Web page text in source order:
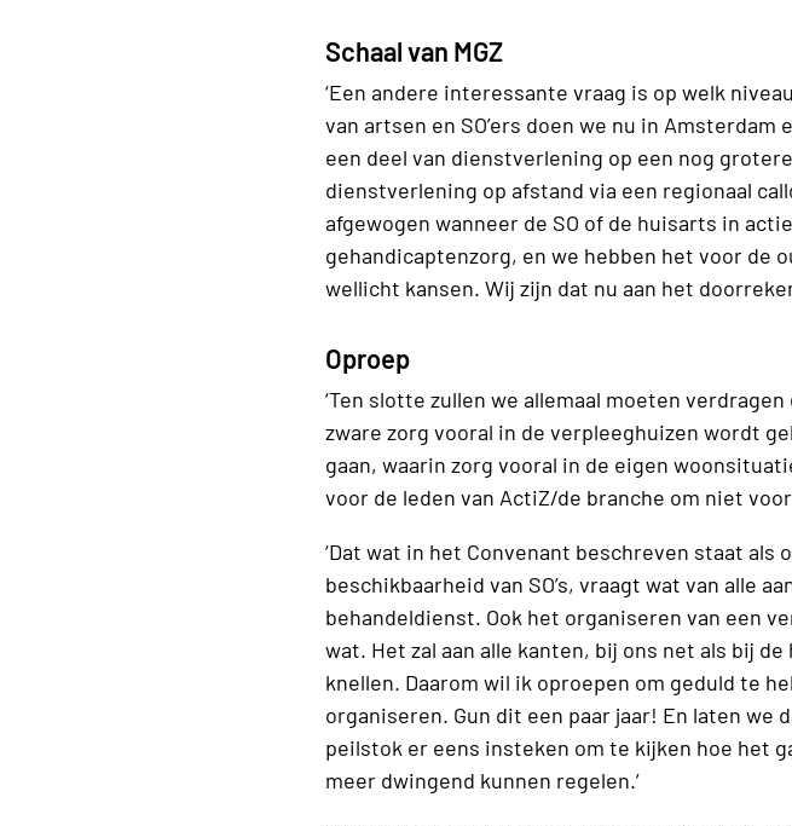
Schaal van MGZ
‘Een andere interessante vraag is op welk
van artsen en SO’ers doen we nu in
een deel van dienstverlening op een nog
dienstverlening op afstand via een regionaal
afgewogen wanneer de SO of de huisarts in
gehandicaptenzorg, en we hebben het voor de
wellicht kansen. Wij zijn dat nu aan het
Oproep
‘Ten slotte zullen we allemaal moeten
zware zorg vooral in de verpleeghuizen wordt
gaan, waarin zorg vooral in de eigen
voor de leden van ActiZ/de branche om niet
‘Dat wat in het Convenant beschreven staat
beschikbaarheid van SO’s, vraagt wat van alle
behandeldienst. Ook het organiseren van een
wat. Het zal aan alle kanten, bij ons net als bij
knellen. Daarom wil ik oproepen om geduld te
organiseren. Gun dit een paar jaar! En laten we
peilstok er eens insteken om te kijken hoe het
meer dwingend kunnen regelen.’